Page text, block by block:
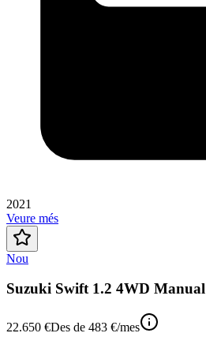
2021
Veure més
Nou
Suzuki Swift 1.2 4WD Manual
22.650 €Des de 483 €/mes